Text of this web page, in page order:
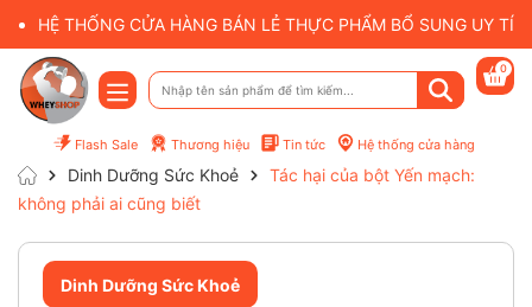
HỆ THỐNG CỬA HÀNG BÁN LẺ THỰC PHẨM BỔ SUNG UY
Flash Sale Thương hiệu Tin tức Hệ thống cửa hàng
0
Dinh Dưỡng Sức Khoẻ
Tác hại của bột Yến mạch:
không phải ai cũng biết
Dinh Dưỡng Sức Khoẻ